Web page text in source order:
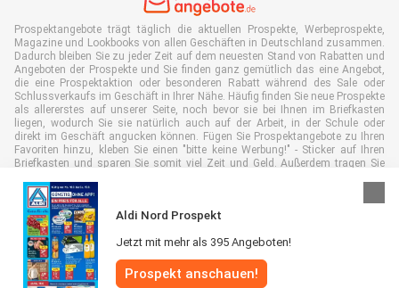
Aldi Nord Prospekt
Jetzt mit mehr als 395 Angeboten!
Prospekt anschauen!
Prospektangebote trägt täglich die aktuellen Prospekte, Werbeprospekte,
Magazine und Lookbooks von allen Geschäften in Deutschland zusammen.
Dadurch bleiben Sie zu jeder Zeit auf dem neuesten Stand von Rabatten und
Angeboten der Prospekte und Sie finden ganz gemütlich das eine Angebot,
die eine Prospektaktion oder besonderen Rabatt während des Sale oder
Schlussverkaufs im Geschäft in Ihrer Nähe. Häufig finden Sie neue Prospekte
als allererstes auf unserer Seite, noch bevor sie bei Ihnen im Briefkasten
liegen, wodurch Sie sie natürlich auch auf der Arbeit, in der Schule oder
direkt im Geschäft angucken können. Fügen Sie Prospektangebote zu Ihren
Favoriten hinzu, kleben Sie einen "bitte keine Werbung!" - Sticker auf Ihren
Briefkasten und sparen Sie somit viel Zeit und Geld. Außerdem tragen Sie
ist.
Alle Rechte vorbehalten © Prospektangebote.de 2026 |